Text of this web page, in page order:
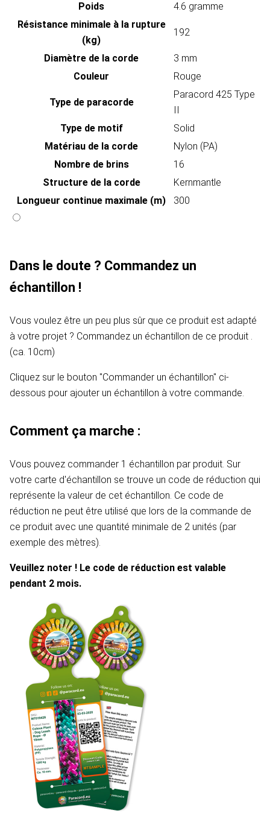
Poids
4.6 gramme
Résistance minimale à la rupture
(kg)
192
Diamètre de la corde
3 mm
Couleur
Rouge
Type de paracorde
Paracord 425 Type
II
Type de motif
Solid
Matériau de la corde
Nylon (PA)
Nombre de brins
16
Structure de la corde
Kernmantle
Longueur continue maximale (m)
300
Dans le doute ? Commandez un
échantillon !
Vous voulez être un peu plus sûr que ce produit est adapté
à votre projet ? Commandez un échantillon de ce produit .
(ca. 10cm)
Cliquez sur le bouton "Commander un échantillon" ci-
dessous pour ajouter un échantillon à votre commande.
Comment ça marche :
Vous pouvez commander 1 échantillon par produit. Sur
votre carte d'échantillon se trouve un code de réduction qui
représente la valeur de cet échantillon. Ce code de
réduction ne peut être utilisé que lors de la commande de
ce produit avec une quantité minimale de 2 unités (par
exemple des mètres).
Veuillez noter ! Le code de réduction est valable
pendant 2 mois.